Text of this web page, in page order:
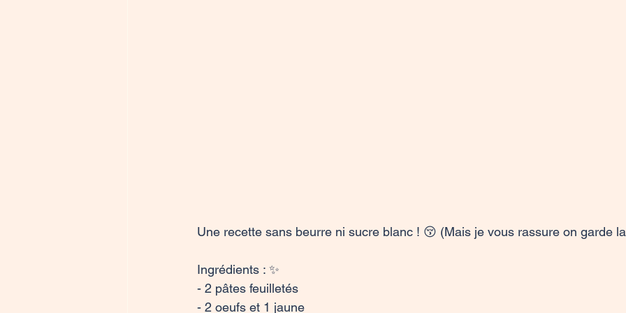
Une recette sans beurre ni sucre blanc ! 😚 (Mais je vous rassure on garde
Ingrédients : ✨
- 2 pâtes feuilletés
- 2 oeufs et 1 jaune